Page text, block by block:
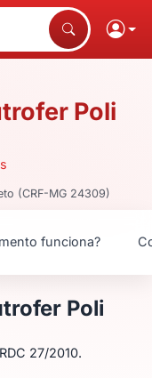
Poli
(CRF-MG 24309)
funciona?
Poli
27/2010.